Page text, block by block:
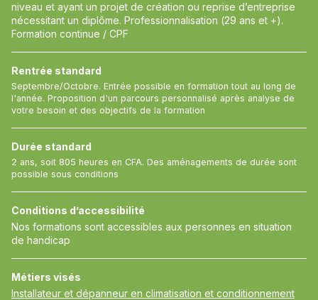
niveau et ayant un projet de création ou reprise d’entreprise
nécessitant un diplôme. Professionnalisation (29 ans et +).
Formation continue / CPF
Rentrée standard
Septembre/Octobre. Entrée possible en formation tout au long de
l'année. Proposition d'un parcours personnalisé après analyse de
votre besoin et des objectifs de la formation
Durée standard
2 ans, soit 805 heures en CFA. Des aménagements de durée sont
possible sous conditions
Conditions d’accessibilité
Nos formations sont accessibles aux personnes en situation
de handicap
Métiers visés
Installateur et dépanneur en climatisation et conditionnement